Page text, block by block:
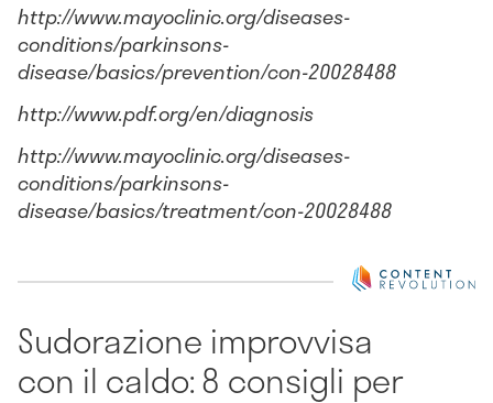
http://www.mayoclinic.org/diseases-
conditions/parkinsons-
disease/basics/prevention/con-20028488
http://www.pdf.org/en/diagnosis
http://www.mayoclinic.org/diseases-
conditions/parkinsons-
disease/basics/treatment/con-20028488
Sudorazione improvvisa
con il caldo: 8 consigli per